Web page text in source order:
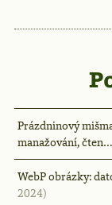
Prázdninový
manažování, čten…
WebP obrázky:
2024)